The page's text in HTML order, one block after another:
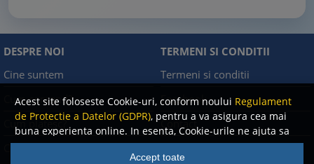
Acest site foloseste Cookie-uri, conform noului Regulament
de Protectie a Datelor (GDPR), pentru a va asigura cea mai
buna experienta online. In esenta, Cookie-urile ne ajuta sa
imbunatatim continutul de pe site, oferindu-va dvs.,
cititorul, o experienta online personalizata si mult mai
Accept toate
DESPRE NOI
Cine suntem
Cum comand?
Cum platesc?
TERMENI SI CONDITII
Termeni si conditii
Facebook
Contact